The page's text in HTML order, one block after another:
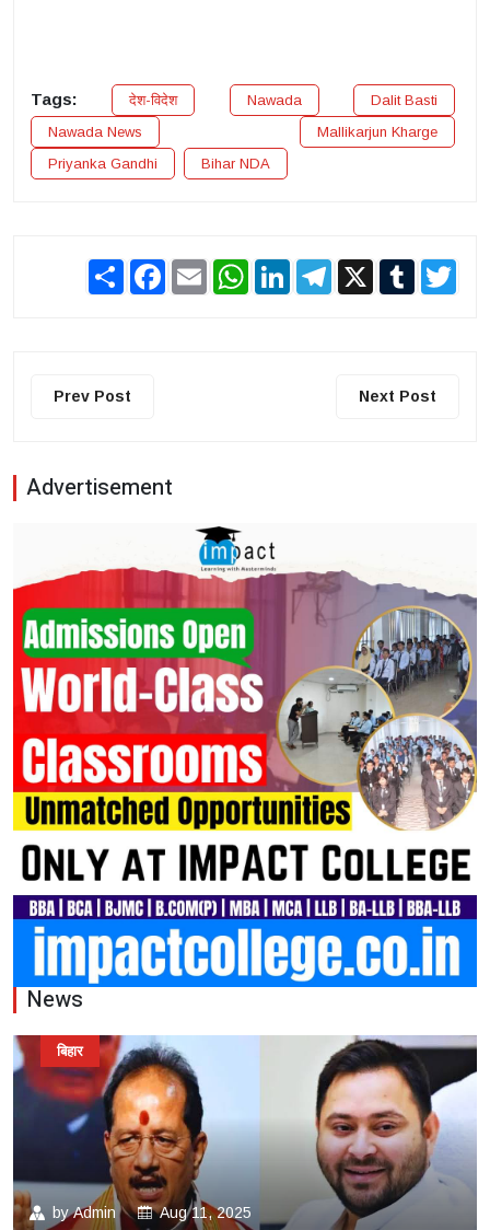
Tags: देश-विदेश Nawada
Dalit Basti
Nawada News
Mallikarjun Kharge
Priyanka Gandhi
Bihar NDA
Share Facebook
Email WhatsAppLinkedInTelegram
X Tumblr
Prev Post Next Post
Advertisement
News
byAdmin Aug 11, 2025
बिहार